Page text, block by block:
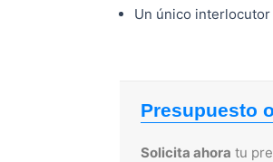
Un único
Presupuesto
Solicita ahora tu